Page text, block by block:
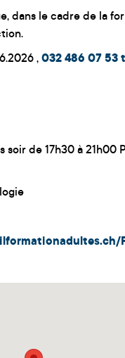
dans le cadre de la
, 032 486 07 53
soir de 17h30 à 21h00